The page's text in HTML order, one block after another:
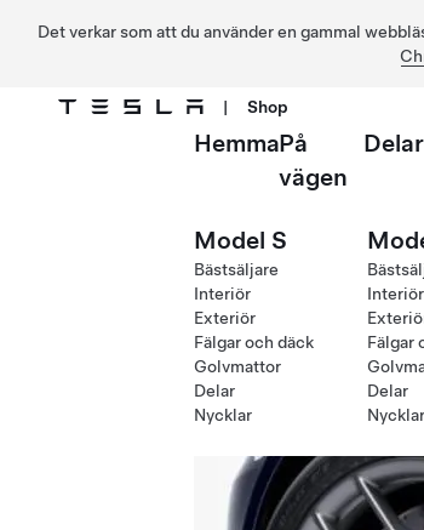
Det verkar som att du använder en gammal
Hoppa till huvudinnehåll
| Shop
HemmaPå
vägen
Delar
Model S
Bästsäljare
Interiör
Exteriör
Fälgar och däck
Golvmattor
Delar
Nycklar
Interiör
Fälgar
Delar
Nycklar